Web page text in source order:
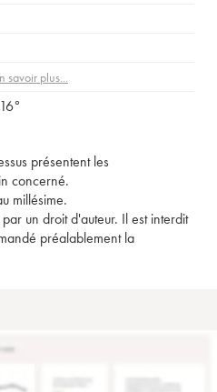
savoir plus...
16°
présentent les
concerné.
millésime.
un droit d'auteur. Il est interdit
préalablement la